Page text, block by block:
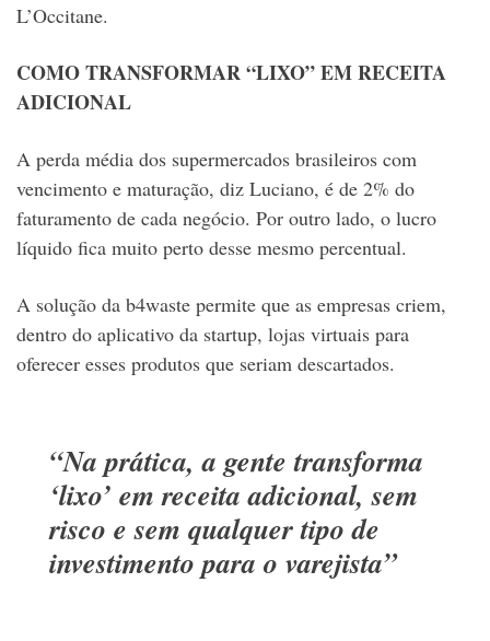
L’Occitane.
COMO TRANSFORMAR “LIXO” EM RECEITA
ADICIONAL
A perda média dos supermercados brasileiros com
vencimento e maturação, diz Luciano, é de 2% do
faturamento de cada negócio. Por outro lado, o lucro
líquido fica muito perto desse mesmo percentual.
A solução da b4waste permite que as empresas criem,
dentro do aplicativo da startup, lojas virtuais para
oferecer esses produtos que seriam descartados.
“Na prática, a gente transforma
‘lixo’ em receita adicional, sem
risco e sem qualquer tipo de
investimento para o varejista”